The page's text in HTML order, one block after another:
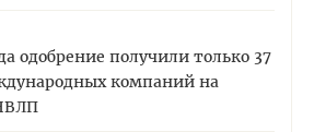
одобрение получили только 37
компаний на